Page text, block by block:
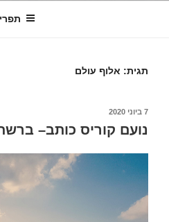
תגית: אלוף עולם
פורסם
7 ביוני 2020
נועם קוריס כותב–